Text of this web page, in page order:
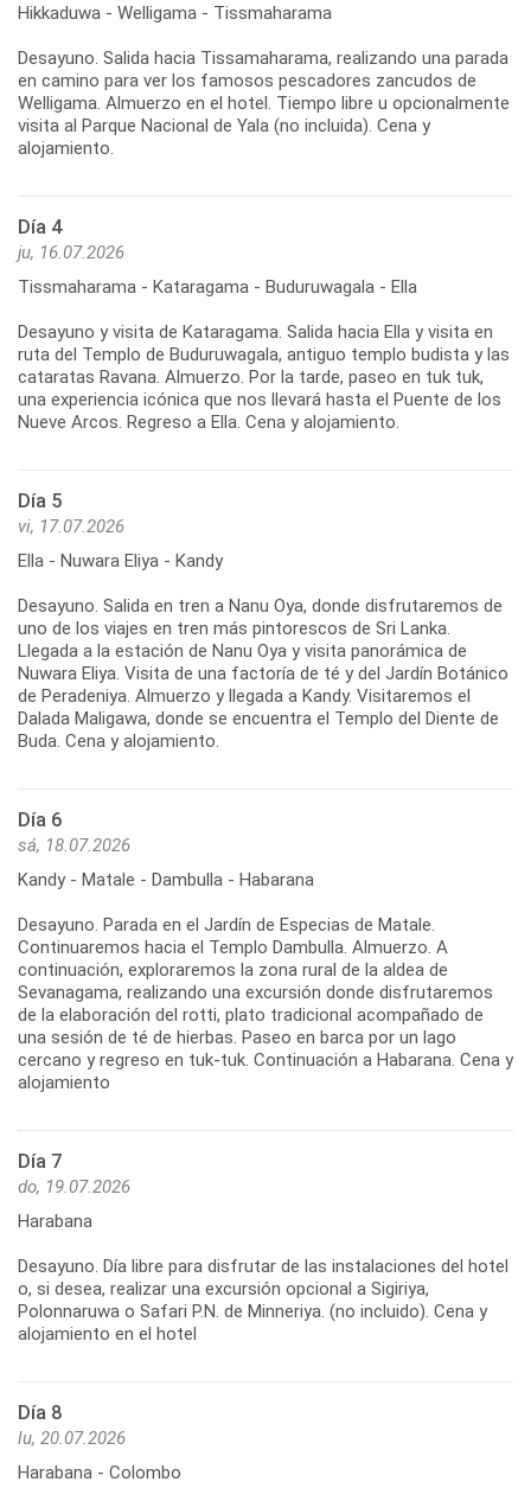
Hikkaduwa - Welligama - Tissmaharama
Desayuno. Salida hacia Tissamaharama, realizando una parada
en camino para ver los famosos pescadores zancudos de
Welligama. Almuerzo en el hotel. Tiempo libre u opcionalmente
visita al Parque Nacional de Yala (no incluida). Cena y
Día 4
ju, 16.07.2026
Tissmaharama - Kataragama - Buduruwagala - Ella
Desayuno y visita de Kataragama. Salida hacia Ella y visita en
ruta del Templo de Buduruwagala, antiguo templo budista y las
cataratas Ravana. Almuerzo. Por la tarde, paseo en tuk tuk,
una experiencia icónica que nos llevará hasta el Puente de los
Día 5
vi, 17.07.2026
Ella - Nuwara Eliya - Kandy
Desayuno. Salida en tren a Nanu Oya, donde disfrutaremos de
uno de los viajes en tren más pintorescos de Sri Lanka.
Llegada a la estación de Nanu Oya y visita panorámica de
Nuwara Eliya. Visita de una factoría de té y del Jardín Botánico
de Peradeniya. Almuerzo y llegada a Kandy. Visitaremos el
Dalada Maligawa, donde se encuentra el Templo del Diente de
Día 6
sá, 18.07.2026
Kandy - Matale - Dambulla - Habarana
Desayuno. Parada en el Jardín de Especias de Matale.
Continuaremos hacia el Templo Dambulla. Almuerzo. A
continuación, exploraremos la zona rural de la aldea de
Sevanagama, realizando una excursión donde disfrutaremos
de la elaboración del rotti, plato tradicional acompañado de
una sesión de té de hierbas. Paseo en barca por un lago
cercano y regreso en tuk-tuk. Continuación a Habarana. Cena y
Día 7
do, 19.07.2026
Harabana
Desayuno. Día libre para disfrutar de las instalaciones del hotel
o, si desea, realizar una excursión opcional a Sigiriya,
Polonnaruwa o Safari P.N. de Minneriya. (no incluido). Cena y
Día 8
lu, 20.07.2026
Harabana - Colombo